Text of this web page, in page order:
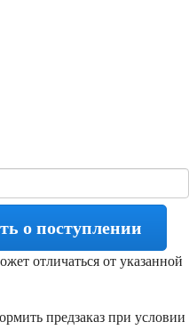
о поступлении
отличаться от указанной
предзаказ при условии